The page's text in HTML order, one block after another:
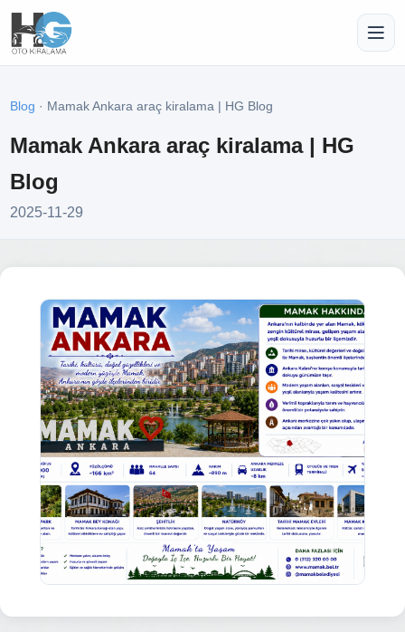
Blog · Mamak Ankara araç kiralama | HG Blog
Mamak Ankara araç kiralama | HG
Blog
2025-11-29